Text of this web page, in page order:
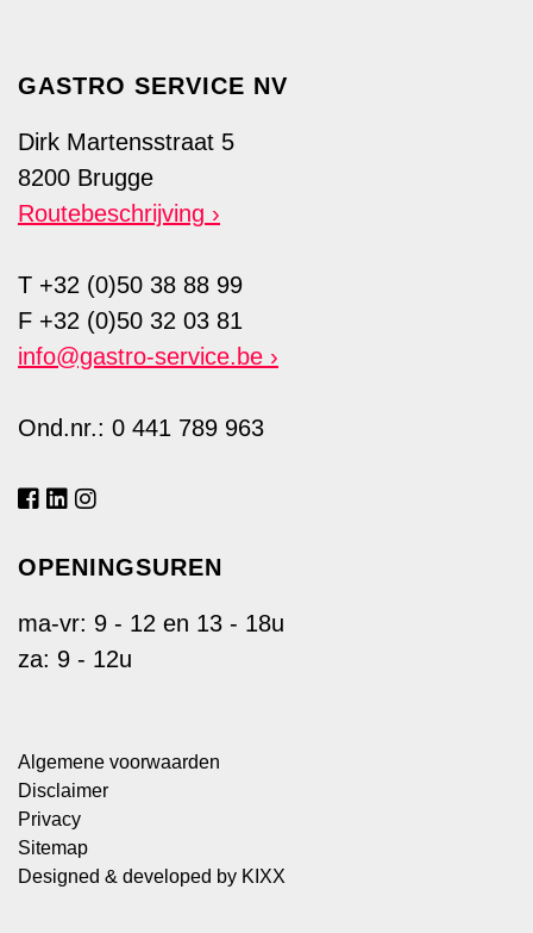
GASTRO SERVICE NV
Dirk Martensstraat 5
8200 Brugge
Routebeschrijving
T +32 (0)50 38 88 99
F +32 (0)50 32 03 81
info@gastro-service.be
Ond.nr.: 0 441 789 963
OPENINGSUREN
ma-vr: 9 - 12 en 13 - 18u
za: 9 - 12u
Algemene voorwaarden
Disclaimer
Privacy
Sitemap
Designed & developed by KIXX